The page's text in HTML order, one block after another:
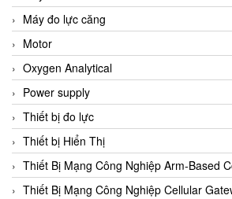
Máy đo lực căng
Motor
Oxygen Analytical
Power supply
Thiết bị đo lực
Thiết bị Hiển Thị
Thiết Bị Mạng Công Nghiệp Arm-Based
Thiết Bị Mạng Công Nghiệp Cellular